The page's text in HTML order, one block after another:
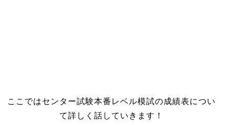
ここではセンター試験本番レベル模試の成績表につい
て詳しく話していきます！